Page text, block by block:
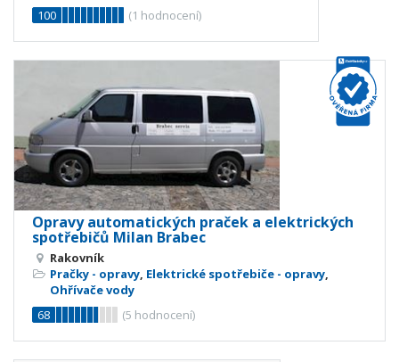
100
(1 hodnocení)
Opravy automatických praček a elektrických
spotřebičů Milan Brabec
Rakovník
Pračky - opravy, Elektrické spotřebiče - opravy,
Ohřívače vody
68
(5 hodnocení)